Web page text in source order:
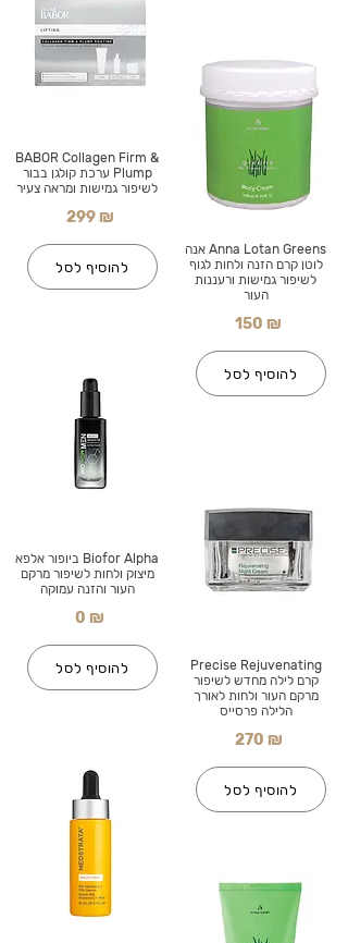
BABOR Collagen Firm &
Plump ערכת קולגן בבור
לשיפור גמישות ומראה צעיר
299 ₪
להוסיף לסל
Biofor Alpha ביופור אלפא
מיצוק ולחות לשיפור מרקם
העור והזנה עמוקה
0 ₪
להוסיף לסל
Anna Lotan Greens אנה
לוטן קרם הזנה ולחות לגוף
לשיפור גמישות ורעננות
העור
150 ₪
להוסיף לסל
Precise Rejuvenating
קרם לילה מחדש לשיפור
מרקם העור ולחות לאורך
הלילה פרסייס
270 ₪
להוסיף לסל